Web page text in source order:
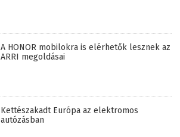
A HONOR mobilokra is elérhetők lesznek az
ARRI megoldásai
Kettészakadt Európa az elektromos
autózásban